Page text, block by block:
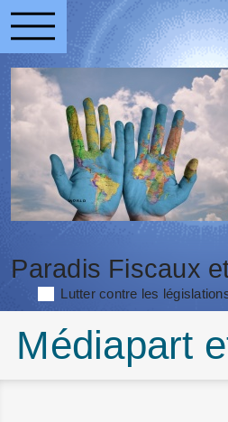
Paradis Fiscaux
Lutter contre les
Médiapart